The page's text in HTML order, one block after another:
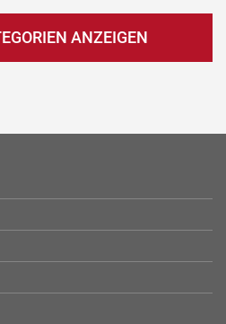
ANZEIGEN